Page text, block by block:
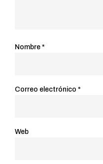
Nombre *
Correo electrónico *
Web